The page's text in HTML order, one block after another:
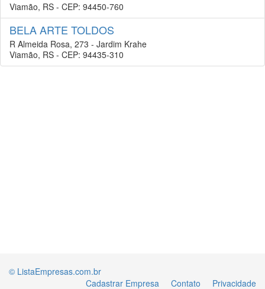
Viamão, RS - CEP: 94450-760
BELA ARTE TOLDOS
R Almeida Rosa, 273 - Jardim Krahe
Viamão, RS - CEP: 94435-310
© ListaEmpresas.com.br
Cadastrar Empresa
Contato Privacidade